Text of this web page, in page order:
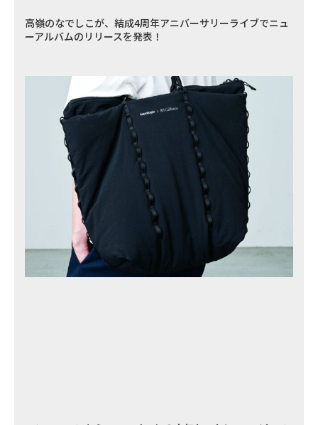
高嶺のなでしこが、結成4周年アニバーサリーライブでニュ
ーアルバムのリリースを発表！